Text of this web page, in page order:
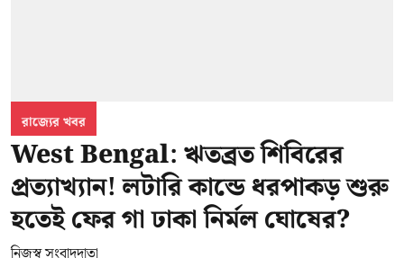
রাজ্যের খবর
West Bengal: ঋতব্রত শিবিরের
প্রত্যাখ্যান! লটারি কান্ডে ধরপাকড় শুরু
হতেই ফের গা ঢাকা নির্মল ঘোষের?